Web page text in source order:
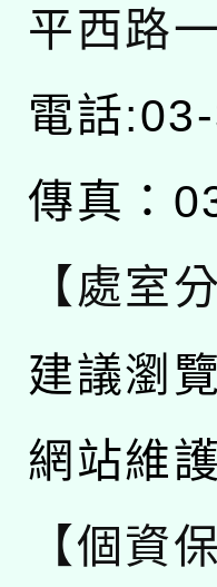
平西路
電話
傳真：
【處室
建議瀏
網站維
【個資